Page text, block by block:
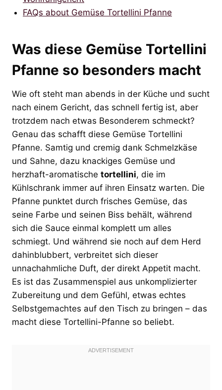
FAQs about Gemüse Tortellini Pfanne
Was diese Gemüse Tortellini
Pfanne so besonders macht
Wie oft steht man abends in der Küche und sucht
nach einem Gericht, das schnell fertig ist, aber
trotzdem nach etwas Besonderem schmeckt?
Genau das schafft diese Gemüse Tortellini
Pfanne. Samtig und cremig dank Schmelzkäse
und Sahne, dazu knackiges Gemüse und
herzhaft-aromatische tortellini, die im
Kühlschrank immer auf ihren Einsatz warten. Die
Pfanne punktet durch frisches Gemüse, das
seine Farbe und seinen Biss behält, während
sich die Sauce einmal komplett um alles
schmiegt. Und während sie noch auf dem Herd
dahinblubbert, verbreitet sich dieser
unnachahmliche Duft, der direkt Appetit macht.
Es ist das Zusammenspiel aus unkomplizierter
Zubereitung und dem Gefühl, etwas echtes
Selbstgemachtes auf den Tisch zu bringen – das
macht diese Tortellini-Pfanne so beliebt.